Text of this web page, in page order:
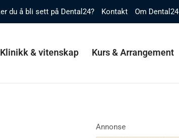
du å bli sett på Dental24? Kontakt Om Dental24
Klinikk & vitenskap Kurs & Arrangement